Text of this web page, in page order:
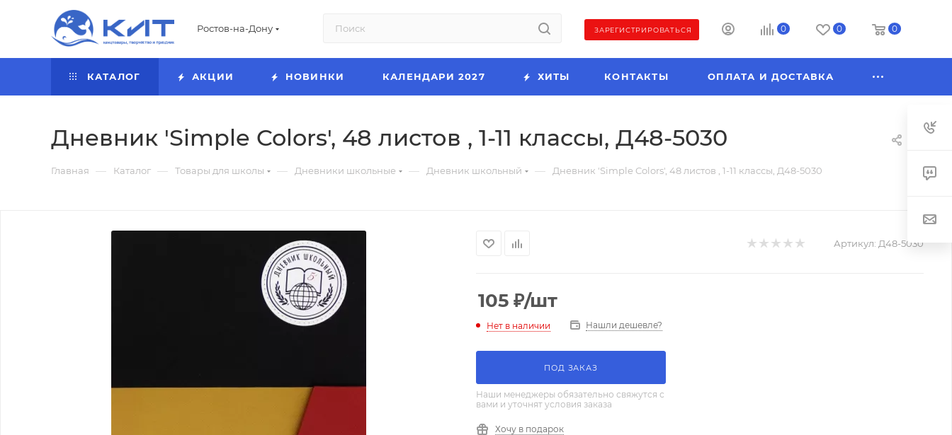
Ростов-на-Дону ЗАРЕГИСТРИРОВАТЬСЯ 0 0 0
КАТАЛОГ АКЦИИ НОВИНКИ КАЛЕНДАРИ 2027 ХИТЫ КОНТАКТЫ ОПЛАТА И ДОСТАВКА
Дневник 'Simple Colors', 48 листов , 1-11 классы, Д48-5030
Главная — Каталог — Товары для школы — Дневники школьные — Дневник школьный — Дневник 'Simple Colors', 48 листов , 1-11 классы, Д48-5030
Артикул: Д48-5030
105 ₽/шт
Нет в наличии Нашли дешевле?
ПОД ЗАКАЗ
Наши менеджеры обязательно свяжутся с
вами и уточнят условия заказа
Хочу в подарок